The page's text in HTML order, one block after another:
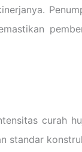
curah
standar